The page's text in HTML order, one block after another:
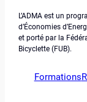
L’ADMA est un
d’Économies
et porté par la
Bicyclette (FUB).
Formations